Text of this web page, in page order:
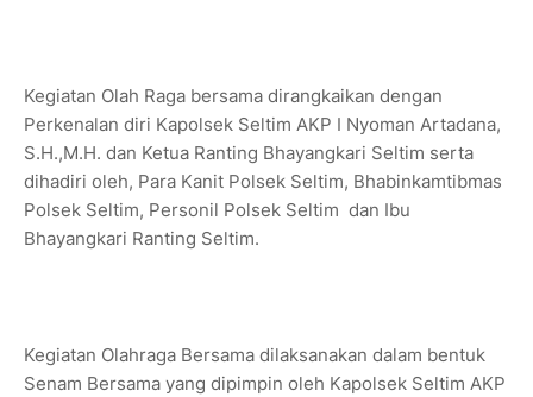
Kegiatan Olah Raga bersama dirangkaikan dengan
Perkenalan diri Kapolsek Seltim AKP I Nyoman Artadana,
S.H.,M.H. dan Ketua Ranting Bhayangkari Seltim serta
dihadiri oleh, Para Kanit Polsek Seltim, Bhabinkamtibmas
Polsek Seltim, Personil Polsek Seltim dan Ibu
Bhayangkari Ranting Seltim.
Kegiatan Olahraga Bersama dilaksanakan dalam bentuk
Senam Bersama yang dipimpin oleh Kapolsek Seltim AKP